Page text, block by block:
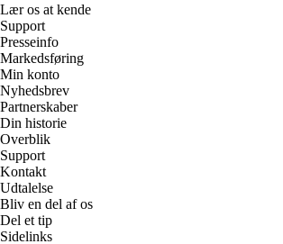
Lær os at kende
Support
Presseinfo
Markedsføring
Min konto
Nyhedsbrev
Partnerskaber
Din historie
Overblik
Support
Kontakt
Udtalelse
Bliv en del af os
Del et tip
Sidelinks